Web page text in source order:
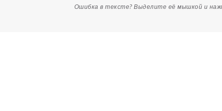
Ошибка в тексте? Выделите её мышкой и